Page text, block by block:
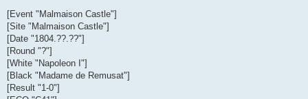
[Event "Malmaison Castle"]
[Site "Malmaison Castle"]
[Date "1804.??.??"]
[Round "?"]
[White "Napoleon I"]
[Black "Madame de Remusat"]
[Result "1-0"]